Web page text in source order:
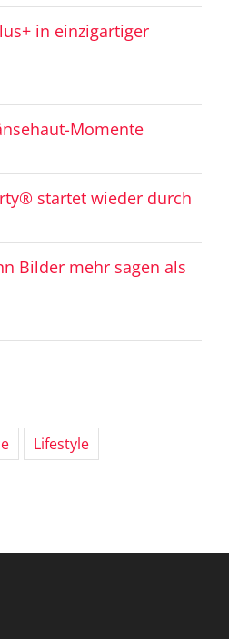
in einzigartiger
Momente
startet wieder durch
Bilder mehr sagen als
Lifestyle